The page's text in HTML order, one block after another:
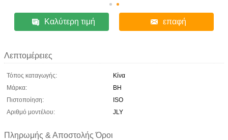
Καλύτερη τιμή επαφή
Λεπτομέρειες
Τόπος καταγωγής:
Κίνα
Μάρκα:
BH
Πιστοποίηση:
ISO
Αριθμό μοντέλου:
JLY
Πληρωμής & Αποστολής Όροι